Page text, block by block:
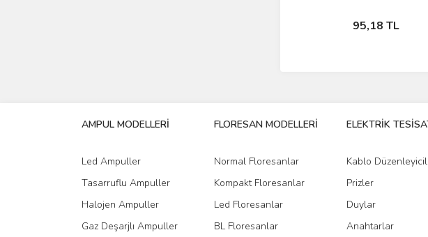
95,18 TL
Sepete Ekle
AMPUL MODELLERİ
Led Ampuller
Tasarruflu Ampuller
Halojen Ampuller
Gaz Deşarjlı Ampuller
FLORESAN MODELLERİ
Normal Floresanlar
Kompakt Floresanlar
Led Floresanlar
BL Floresanlar
ELEKTRİK
Kablo
Prizler
Duylar
Anahtarlar